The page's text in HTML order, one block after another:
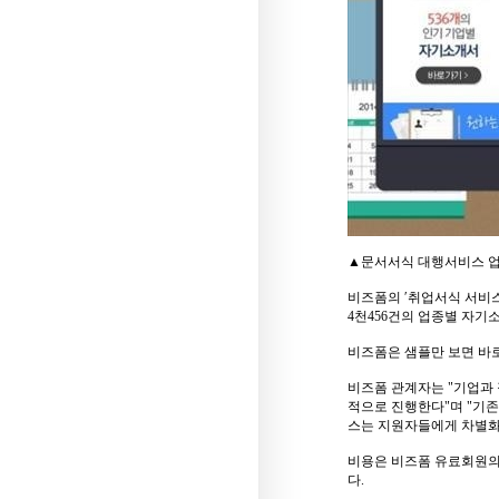
▲문서서식 대행서비스
비즈폼의 ′취업서식 서
4천456건의 업종별 자기
비즈폼은 샘플만 보면 바
비즈폼 관계자는 "기업과
적으로 진행한다"며 "기
스는 지원자들에게 차별
비용은 비즈폼 유료회원
다.